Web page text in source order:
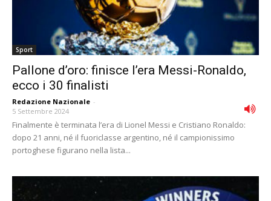
Sport
Pallone d’oro: finisce l’era Messi-Ronaldo,
ecco i 30 finalisti
Redazione Nazionale -
5 Settembre 2024
Finalmente è terminata l’era di Lionel Messi e Cristiano Ronaldo:
dopo 21 anni, né il fuoriclasse argentino, né il campionissimo
portoghese figurano nella lista...